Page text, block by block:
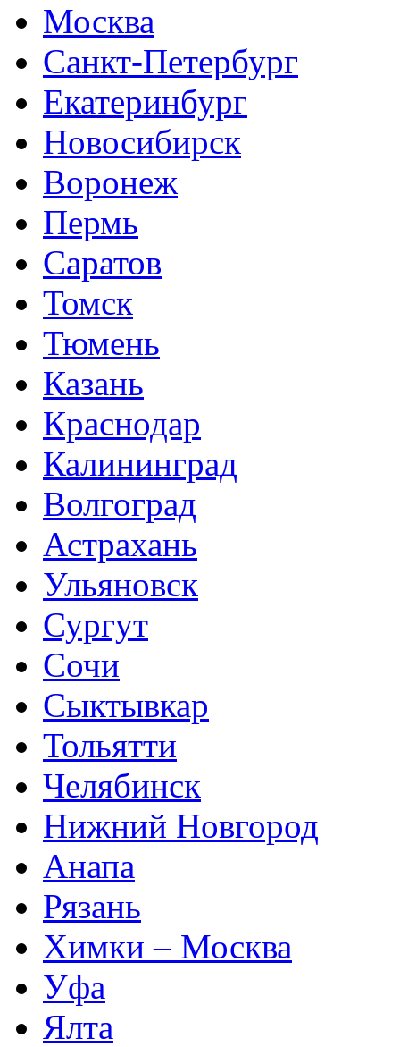
Москва
Санкт-Петербург
Екатеринбург
Новосибирск
Воронеж
Пермь
Саратов
Томск
Тюмень
Казань
Краснодар
Калининград
Волгоград
Астрахань
Ульяновск
Сургут
Сочи
Сыктывкар
Тольятти
Челябинск
Нижний Новгород
Анапа
Рязань
Химки – Москва
Уфа
Ялта